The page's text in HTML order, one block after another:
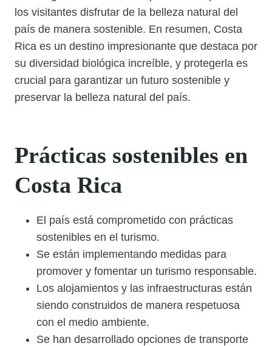
los visitantes disfrutar de la belleza natural del
país de manera sostenible. En resumen, Costa
Rica es un destino impresionante que destaca por
su diversidad biológica increíble, y protegerla es
crucial para garantizar un futuro sostenible y
preservar la belleza natural del país.
Prácticas sostenibles en
Costa Rica
El país está comprometido con prácticas
sostenibles en el turismo.
Se están implementando medidas para
promover y fomentar un turismo responsable.
Los alojamientos y las infraestructuras están
siendo construidos de manera respetuosa
con el medio ambiente.
Se han desarrollado opciones de transporte